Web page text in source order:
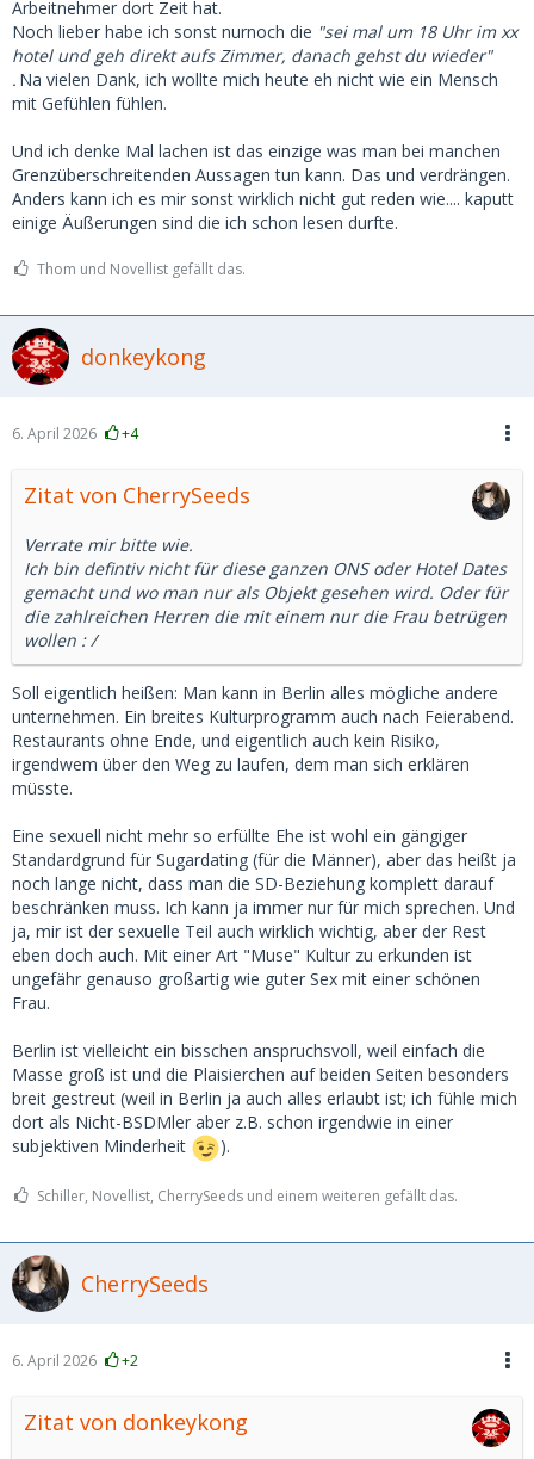
Arbeitnehmer dort Zeit hat.
Noch lieber habe ich sonst nurnoch die "sei mal um 18 Uhr im xx
hotel und geh direkt aufs Zimmer, danach gehst du wieder"
. Na vielen Dank, ich wollte mich heute eh nicht wie ein Mensch
mit Gefühlen fühlen.
Und ich denke Mal lachen ist das einzige was man bei manchen
Grenzüberschreitenden Aussagen tun kann. Das und verdrängen.
Anders kann ich es mir sonst wirklich nicht gut reden wie.... kaputt
einige Äußerungen sind die ich schon lesen durfte.
Thom und Novellist gefällt das.
donkeykong
6. April 2026 +4
Zitat von CherrySeeds
Verrate mir bitte wie.
Ich bin defintiv nicht für diese ganzen ONS oder Hotel Dates
gemacht und wo man nur als Objekt gesehen wird. Oder für
die zahlreichen Herren die mit einem nur die Frau betrügen
wollen : /
Soll eigentlich heißen: Man kann in Berlin alles mögliche andere
unternehmen. Ein breites Kulturprogramm auch nach Feierabend.
Restaurants ohne Ende, und eigentlich auch kein Risiko,
irgendwem über den Weg zu laufen, dem man sich erklären
müsste.
Eine sexuell nicht mehr so erfüllte Ehe ist wohl ein gängiger
Standardgrund für Sugardating (für die Männer), aber das heißt ja
noch lange nicht, dass man die SD-Beziehung komplett darauf
beschränken muss. Ich kann ja immer nur für mich sprechen. Und
ja, mir ist der sexuelle Teil auch wirklich wichtig, aber der Rest
eben doch auch. Mit einer Art "Muse" Kultur zu erkunden ist
ungefähr genauso großartig wie guter Sex mit einer schönen
Frau.
Berlin ist vielleicht ein bisschen anspruchsvoll, weil einfach die
Masse groß ist und die Plaisierchen auf beiden Seiten besonders
breit gestreut (weil in Berlin ja auch alles erlaubt ist; ich fühle mich
dort als Nicht-BSDMler aber z.B. schon irgendwie in einer
subjektiven Minderheit
).
Schiller, Novellist, CherrySeeds und einem weiteren gefällt das.
CherrySeeds
6. April 2026 +2
Zitat von donkeykong